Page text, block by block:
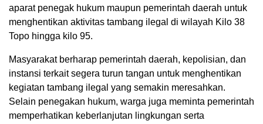
aparat penegak hukum maupun pemerintah daerah untuk
menghentikan aktivitas tambang ilegal di wilayah Kilo 38
Topo hingga kilo 95.
Masyarakat berharap pemerintah daerah, kepolisian, dan
instansi terkait segera turun tangan untuk menghentikan
kegiatan tambang ilegal yang semakin meresahkan.
Selain penegakan hukum, warga juga meminta pemerintah
memperhatikan keberlanjutan lingkungan serta